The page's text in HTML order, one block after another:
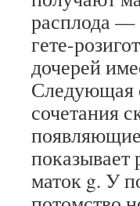
расплода —
гете-
дочерей
Следующая
сочетания
маток g. У